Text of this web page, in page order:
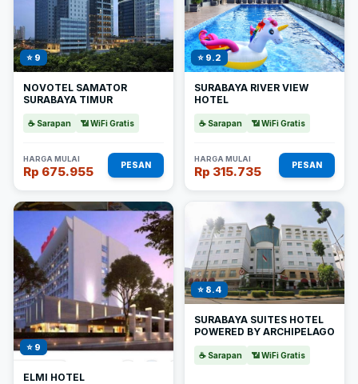
⭐ 9
NOVOTEL SAMATOR
SURABAYA TIMUR
☕ Sarapan 📶 WiFi Gratis
HARGA MULAI
Rp 675.955 PESAN
⭐ 9.2
SURABAYA RIVER VIEW
HOTEL
☕ Sarapan 📶 WiFi Gratis
HARGA MULAI
Rp 315.735 PESAN
⭐ 9
ELMI HOTEL
⭐ 8.4
SURABAYA SUITES HOTEL
POWERED BY ARCHIPELAGO
☕ Sarapan 📶 WiFi Gratis